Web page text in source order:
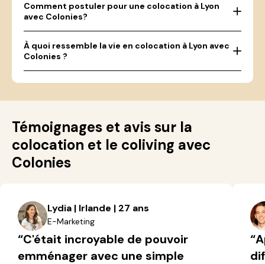
Comment postuler pour une colocation à Lyon
avec Colonies?
À quoi ressemble la vie en colocation à Lyon avec
Colonies ?
Témoignages et avis sur la
colocation et le coliving avec
Colonies
Lydia | Irlande | 27 ans
E-Marketing
“C'était incroyable de pouvoir
emménager avec une simple